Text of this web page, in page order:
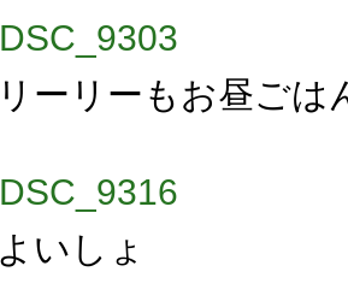
リーリーもお昼ごは
よいしょ